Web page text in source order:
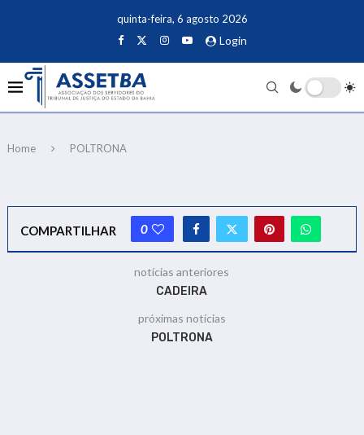
quinta-feira, 6 agosto 2026
Login
Home POLTRONA
COMPARTILHAR 0
notícias anteriores
CADEIRA
próximas notícias
POLTRONA